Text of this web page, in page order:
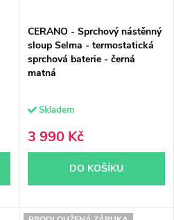
CERANO - Sprchový nástěnný
sloup Selma - termostatická
sprchová baterie - černá
matná
Skladem
3 990 Kč
DO KOŠÍKU